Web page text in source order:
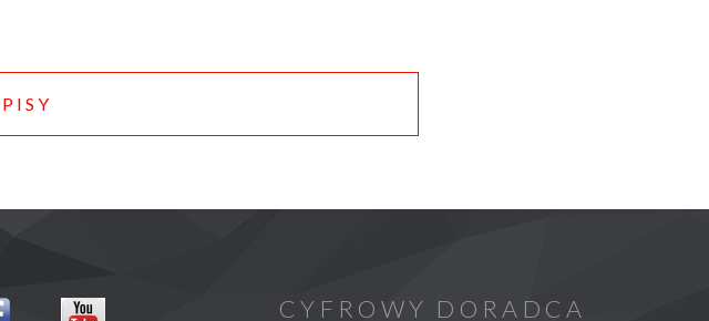
CYFROWY DORADCA